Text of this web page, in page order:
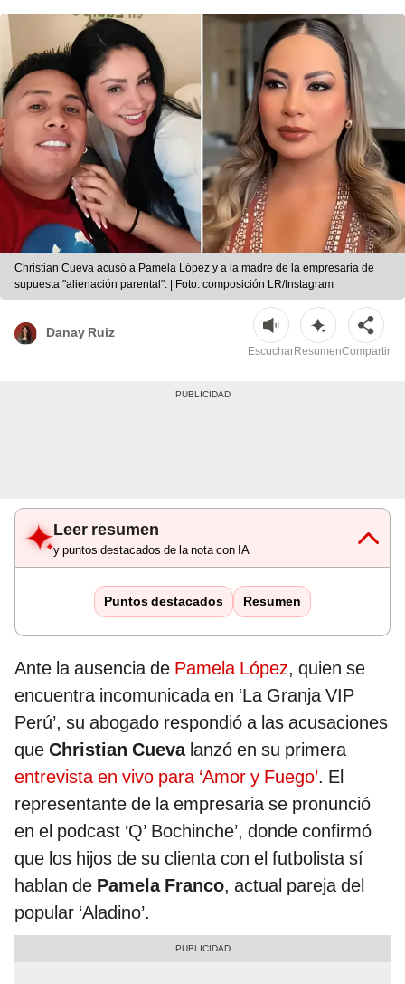
Christian Cueva acusó a Pamela López y a la madre de la empresaria de
supuesta "alienación parental". | Foto: composición LR/Instagram
Danay Ruiz
EscucharResumenCompartir
Leer resumen
y puntos destacados de la nota con IA
Puntos destacados Resumen
Ante la ausencia de Pamela López, quien se
encuentra incomunicada en ‘La Granja VIP
Perú’, su abogado respondió a las acusaciones
que Christian Cuevalanzó en su primera
entrevista en vivo para ‘Amor y Fuego’. El
representante de la empresaria se pronunció
en el podcast ‘Q’ Bochinche’, donde confirmó
que los hijos de su clienta con el futbolista sí
hablan de Pamela Franco, actual pareja del
popular ‘Aladino’.